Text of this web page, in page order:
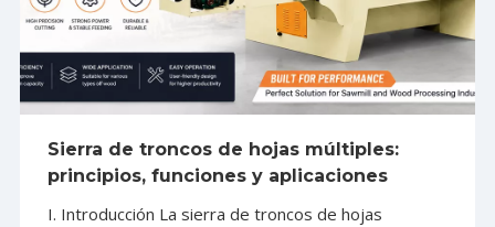
Sierra de troncos de hojas múltiples:
principios, funciones y aplicaciones
I. Introducción La sierra de troncos de hojas